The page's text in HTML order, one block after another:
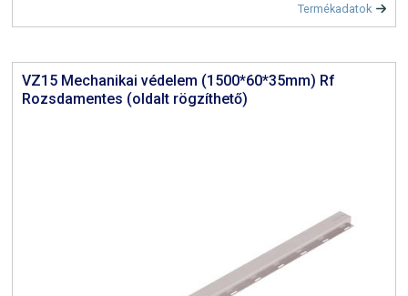
Termékadatok
VZ15 Mechanikai védelem (1500*60*35mm) Rf
Rozsdamentes (oldalt rögzíthető)